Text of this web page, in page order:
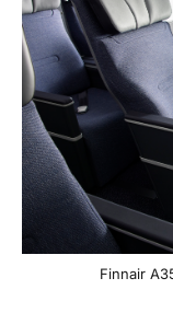
Finnair